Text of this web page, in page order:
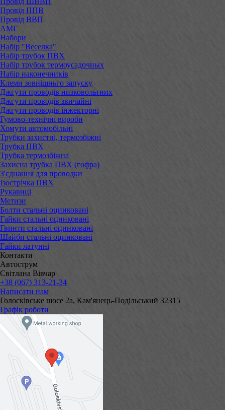
Провід ППВ
Провід ВВП
АМГ
Набори
Набір "Веселка"
Набір трубок ПВХ
Набір трубок термоусадочных
Набір наконечників
Клеми зовнішньго запуску
Джгути проводів низковольтних
Джгути проводів звичайні
Джгути проводів інжекторні
Гумово-технічні вироби
Хомути автомобільні
Трубки захистні, термозбіжні
Трубка ПВХ
Трубка термозбіжна
Захисна трубка ПВХ (гофра)
З'єднання для проводки
Ізострічка ПВХ
Рукавиці
Метизи
Болти стальні оцинковані
Гайки стальні оцинковані
Гвинти стальні оцинковані
Шайби стальні оцинковані
Гайки латунні
Контакти
Автострум
Світлана Вівчар
+38 (067) 313-21-34
Написати нам
Голосківське шосе 2а, Кам'янець-Подільський 32315
Графік роботи